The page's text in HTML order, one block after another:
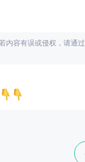
内容有误或侵权，请通